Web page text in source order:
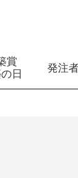
賞
日
発注